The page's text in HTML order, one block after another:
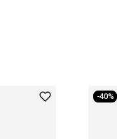
-40%